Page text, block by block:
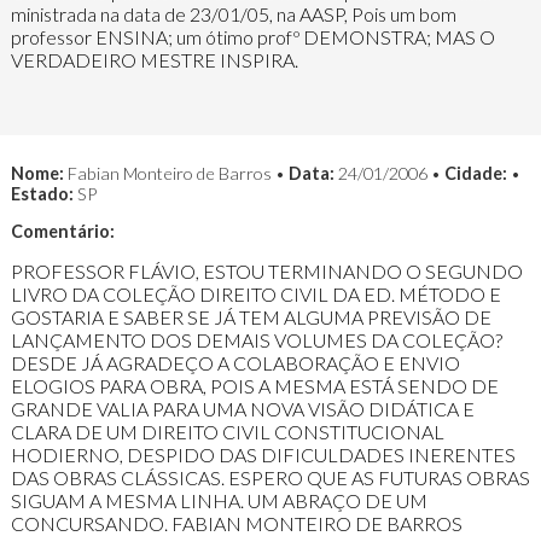
ministrada na data de 23/01/05, na AASP, Pois um bom
professor ENSINA; um ótimo profº DEMONSTRA; MAS O
VERDADEIRO MESTRE INSPIRA.
Nome: Fabian Monteiro de Barros • Data: 24/01/2006 • Cidade: •
Estado: SP
Comentário:
PROFESSOR FLÁVIO, ESTOU TERMINANDO O SEGUNDO
LIVRO DA COLEÇÃO DIREITO CIVIL DA ED. MÉTODO E
GOSTARIA E SABER SE JÁ TEM ALGUMA PREVISÃO DE
LANÇAMENTO DOS DEMAIS VOLUMES DA COLEÇÃO?
DESDE JÁ AGRADEÇO A COLABORAÇÃO E ENVIO
ELOGIOS PARA OBRA, POIS A MESMA ESTÁ SENDO DE
GRANDE VALIA PARA UMA NOVA VISÃO DIDÁTICA E
CLARA DE UM DIREITO CIVIL CONSTITUCIONAL
HODIERNO, DESPIDO DAS DIFICULDADES INERENTES
DAS OBRAS CLÁSSICAS. ESPERO QUE AS FUTURAS OBRAS
SIGUAM A MESMA LINHA. UM ABRAÇO DE UM
CONCURSANDO. FABIAN MONTEIRO DE BARROS